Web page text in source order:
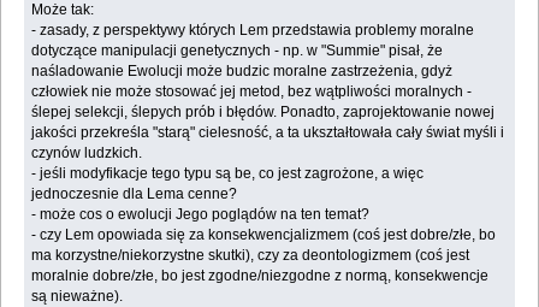
Może tak:
- zasady, z perspektywy których Lem przedstawia problemy moralne
dotyczące manipulacji genetycznych - np. w "Summie" pisał, że
naśladowanie Ewolucji może budzic moralne zastrzeżenia, gdyż
człowiek nie może stosować jej metod, bez wątpliwości moralnych -
ślepej selekcji, ślepych prób i błędów. Ponadto, zaprojektowanie nowej
jakości przekreśla "starą" cielesność, a ta ukształtowała cały świat myśli i
czynów ludzkich.
- jeśli modyfikacje tego typu są be, co jest zagrożone, a więc
jednoczesnie dla Lema cenne?
- może cos o ewolucji Jego poglądów na ten temat?
- czy Lem opowiada się za konsekwencjalizmem (coś jest dobre/złe, bo
ma korzystne/niekorzystne skutki), czy za deontologizmem (coś jest
moralnie dobre/złe, bo jest zgodne/niezgodne z normą, konsekwencje
są nieważne).